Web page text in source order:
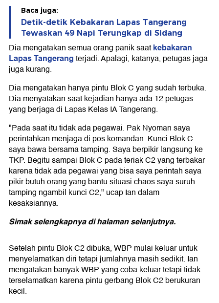
Baca juga:
Detik-detik Kebakaran Lapas Tangerang
Tewaskan 49 Napi Terungkap di Sidang
Dia mengatakan semua orang panik saatkebakaran
Lapas Tangerangterjadi. Apalagi, katanya, petugas jaga
juga kurang.
Dia mengatakan hanya pintu Blok C yang sudah terbuka.
Dia menyatakan saat kejadian hanya ada 12 petugas
yang berjaga di Lapas Kelas IA Tangerang.
"Pada saat itu tidak ada pegawai. Pak Nyoman saya
perintahkan menjaga di pos komandan. Kunci Blok C
saya bawa bersama tamping. Saya berpikir langsung ke
TKP. Begitu sampai Blok C pada teriak C2 yang terbakar
karena tidak ada pegawai yang bisa saya perintah saya
pikir butuh orang yang bantu situasi chaos saya suruh
tamping ngambil kunci C2," ucap Ian dalam
kesaksiannya.
Simak selengkapnya di halaman selanjutnya.
Setelah pintu Blok C2 dibuka, WBP mulai keluar untuk
menyelamatkan diri tetapi jumlahnya masih sedikit. Ian
mengatakan banyak WBP yang coba keluar tetapi tidak
terselamatkan karena pintu gerbang Blok C2 berukuran
kecil.